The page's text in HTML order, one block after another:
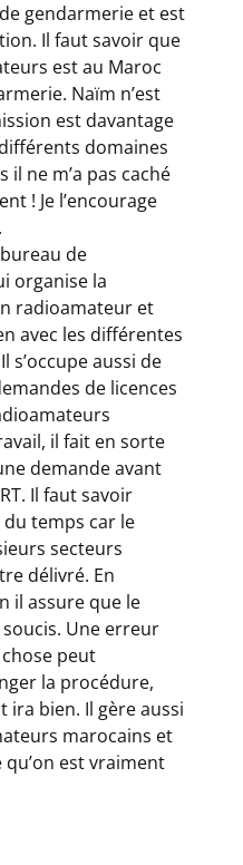
gendarmerie et est
Il faut savoir que
est au Maroc
Naïm n’est
est davantage
domaines
il ne m’a pas caché
! Je l’encourage
bureau de
organise la
radioamateur et
avec les différentes
s’occupe aussi de
de licences
il fait en sorte
demande avant
Il faut savoir
temps car le
secteurs
délivré. En
il assure que le
Une erreur
peut
la procédure,
ira bien. Il gère aussi
marocains et
est vraiment